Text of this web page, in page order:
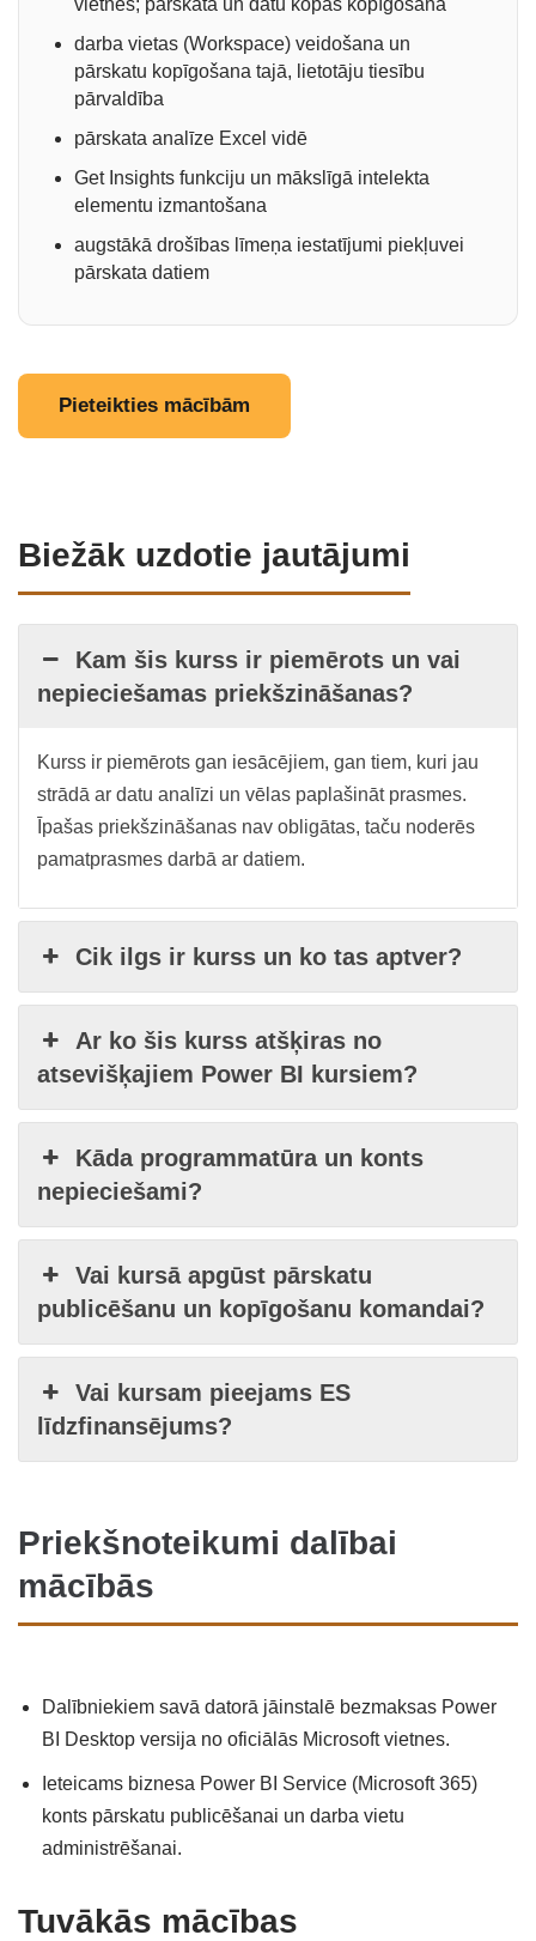
vietnēs; pārskata un datu kopas kopīgošana
darba vietas (Workspace) veidošana un
pārskatu kopīgošana tajā, lietotāju tiesību
pārvaldība
pārskata analīze Excel vidē
Get Insights funkciju un mākslīgā intelekta
elementu izmantošana
augstākā drošības līmeņa iestatījumi piekļuvei
pārskata datiem
Pieteikties mācībām
Biežāk uzdotie jautājumi
Kam šis kurss ir piemērots un vai
nepieciešamas priekšzināšanas?
Kurss ir piemērots gan iesācējiem, gan tiem, kuri jau
strādā ar datu analīzi un vēlas paplašināt prasmes.
Īpašas priekšzināšanas nav obligātas, taču noderēs
pamatprasmes darbā ar datiem.
Cik ilgs ir kurss un ko tas aptver?
Ar ko šis kurss atšķiras no
atsevišķajiem Power BI kursiem?
Kāda programmatūra un konts
nepieciešami?
Vai kursā apgūst pārskatu
publicēšanu un kopīgošanu komandai?
Vai kursam pieejams ES
līdzfinansējums?
Priekšnoteikumi dalībai
mācībās
Dalībniekiem savā datorā jāinstalē bezmaksas Power
BI Desktop versija no oficiālās Microsoft vietnes.
Ieteicams biznesa Power BI Service (Microsoft 365)
konts pārskatu publicēšanai un darba vietu
administrēšanai.
Tuvākās mācības